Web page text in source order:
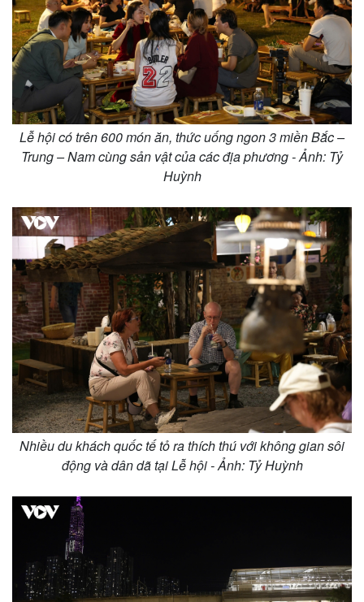
Lễ hội có trên 600 món ăn, thức uống ngon 3 miền Bắc –
Trung – Nam cùng sản vật của các địa phương - Ảnh: Tỷ
Huỳnh
Nhiều du khách quốc tế tỏ ra thích thú với không gian sôi
động và dân dã tại Lễ hội - Ảnh: Tỷ Huỳnh